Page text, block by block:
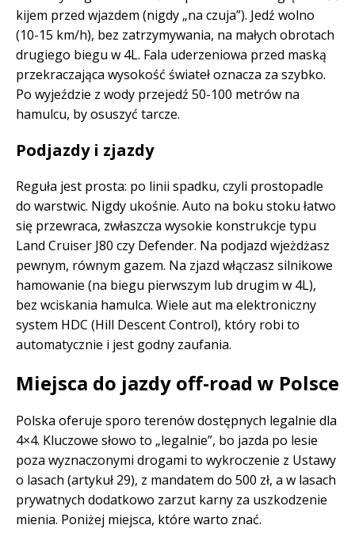
kijem przed wjazdem (nigdy „na czuja”). Jedź wolno
(10-15 km/h), bez zatrzymywania, na małych obrotach
drugiego biegu w 4L. Fala uderzeniowa przed maską
przekraczająca wysokość świateł oznacza za szybko.
Po wyjeździe z wody przejedź 50-100 metrów na
hamulcu, by osuszyć tarcze.
Podjazdy i zjazdy
Reguła jest prosta: po linii spadku, czyli prostopadle
do warstwic. Nigdy ukośnie. Auto na boku stoku łatwo
się przewraca, zwłaszcza wysokie konstrukcje typu
Land Cruiser J80 czy Defender. Na podjazd wjeżdżasz
pewnym, równym gazem. Na zjazd włączasz silnikowe
hamowanie (na biegu pierwszym lub drugim w 4L),
bez wciskania hamulca. Wiele aut ma elektroniczny
system HDC (Hill Descent Control), który robi to
automatycznie i jest godny zaufania.
Miejsca do jazdy off-road w Polsce
Polska oferuje sporo terenów dostępnych legalnie dla
4×4. Kluczowe słowo to „legalnie”, bo jazda po lesie
poza wyznaczonymi drogami to wykroczenie z Ustawy
o lasach (artykuł 29), z mandatem do 500 zł, a w lasach
prywatnych dodatkowo zarzut karny za uszkodzenie
mienia. Poniżej miejsca, które warto znać.